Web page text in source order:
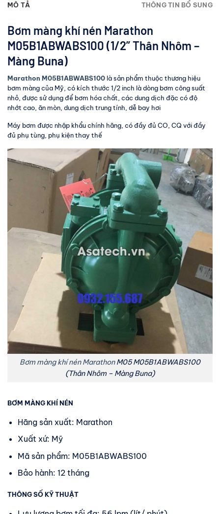
MÔ TẢ THÔNG TIN BỔ SUNG
Bơm màng khí nén Marathon
M05B1ABWABS100 (1/2” Thân Nhôm –
Màng Buna)
Marathon M05B1ABWABS100 là sản phẩm thuộc thương hiệu
bơm màng của Mỹ, có kích thước 1/2 inch là dòng bơm công suất
nhỏ, được sử dụng để bơm hóa chất, các dung dịch đặc có độ
nhớt cao, ăn mòn, dung dịch trung tính, dễ bay hơi
Máy bơm được nhập khẩu chính hãng, có đầy đủ CO, CQ với đầy
đủ phụ tùng, phụ kiện thay thế
Bơm màng khí nén MarathonM05 M05B1ABWABS100
(Thân Nhôm – Màng Buna)
BƠM MÀNG KHÍ NÉN
Hãng sản xuất: Marathon
Xuất xứ: Mỹ
Mã sản phẩm: M05B1ABWABS100
Bảo hành: 12 tháng
THÔNG SỐ KỸ THUẬT